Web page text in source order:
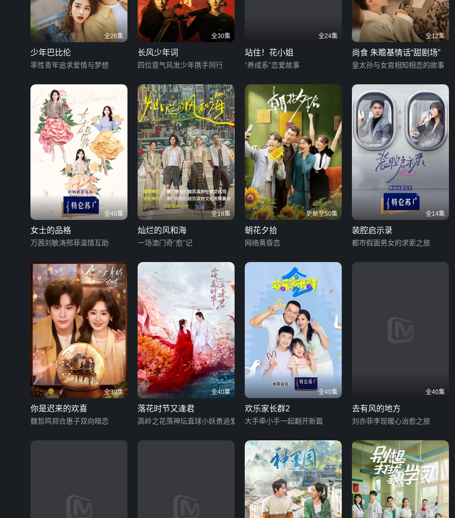
全26集
少年巴比伦
率性青年追求爱情与梦想
全30集
长风少年词
四位意气风发少年携手同行
全24集
站住！花小姐
“养成系”恋爱故事
全12集
尚食 朱瞻基情话“甜剧场”
皇太孙与女官相知相恋的故事
全40集
女士的品格
万茜刘敏涛邢菲温情互助
全18集
灿烂的风和海
一场澳门奇“愈”记
更新至50集
朝花夕拾
网络黄昏恋
全14集
装腔启示录
都市假面男女的求索之旅
全30集
你是迟来的欢喜
魏哲鸣郑合惠子双向暗恋
全40集
落花时节又逢君
高岭之花落神坛直球小妖勇追爱
全40集
欢乐家长群2
大手牵小手一起翻开新篇
全40集
去有风的地方
刘亦菲李现暖心治愈之旅